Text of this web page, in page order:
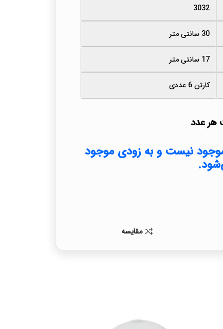
3032
30 سانتی متر
17 سانتی متر
کارتن 6 عددی
هر عدد
نیست و به زودی موجود
مقايسه